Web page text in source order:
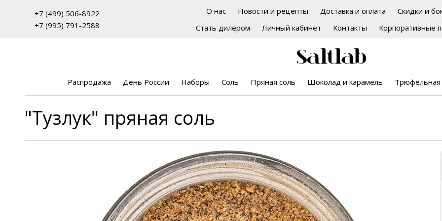
+7 (499) 506-8922
+7 (995) 791-2588
О нас Новости и рецепты Доставка и оплата
Скидки и
Стать дилером
Личный кабинет Контакты Корпоративные
Распродажа День России Наборы Соль Пряная соль Шоколад и карамель Трюфельная
"Тузлук" пряная соль